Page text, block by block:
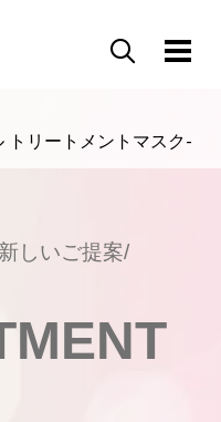
トリートメントマスク-
しいご提案/